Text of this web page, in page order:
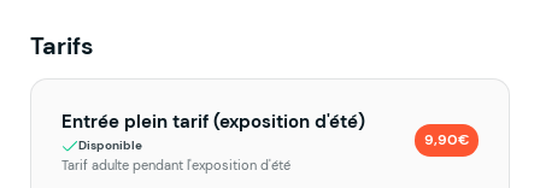
Tarifs
Entrée plein tarif (exposition d'été)
Disponible
Tarif adulte pendant l'exposition d'été
9,90€